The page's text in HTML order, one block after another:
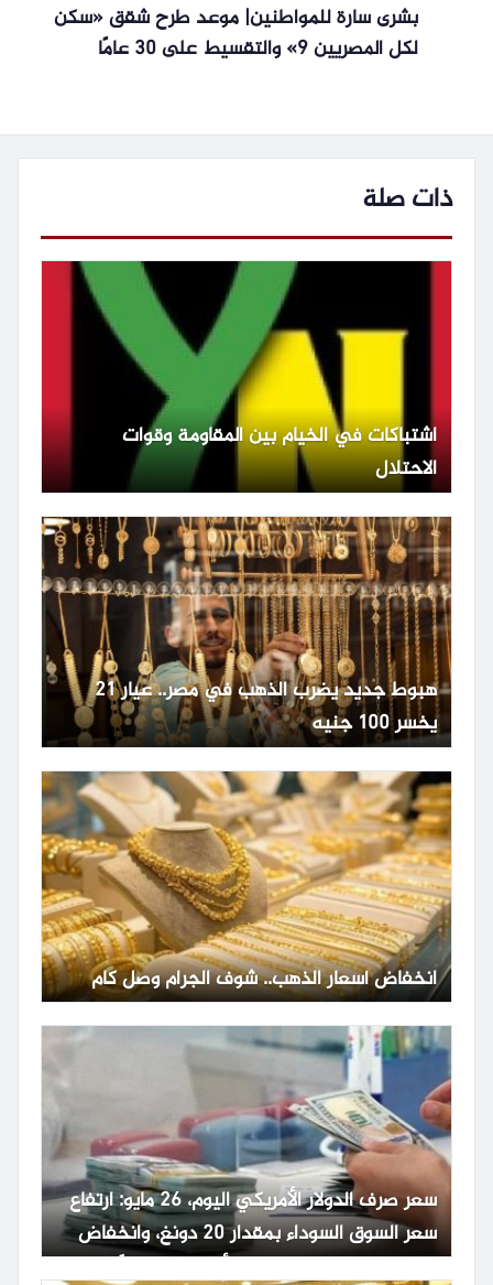
بشرى سارة للمواطنين| موعد طرح شقق «سكن
لكل المصريين 9» والتقسيط على 30 عامًا
ذات صلة
اشتباكات في الخيام بين المقاومة وقوات
الاحتلال
هبوط جديد يضرب الذهب في مصر.. عيار 21
يخسر 100 جنيه
انخفاض أسعار الذهب.. شوف الجرام وصل كام
سعر صرف الدولار الأمريكي اليوم، 26 مايو: ارتفاع
سعر السوق السوداء بمقدار 20 دونغ، وانخفاض
حاد في سعر صرف الدولار الأمريكي عالمياً.